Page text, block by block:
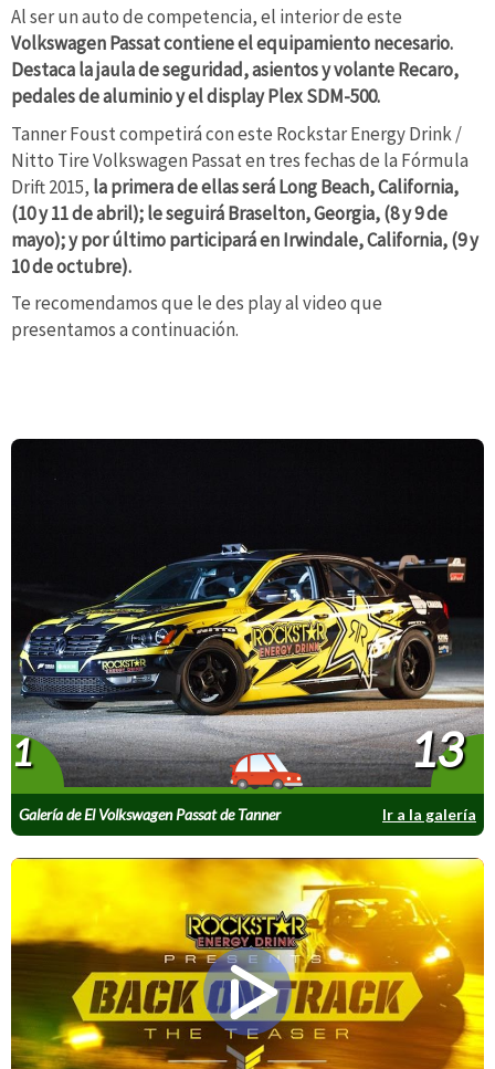
Al ser un auto de competencia, el interior de este
Volkswagen Passat contiene el equipamiento necesario.
Destaca la jaula de seguridad, asientos y volante Recaro,
pedales de aluminio y el display Plex SDM-500.
Tanner Foust competirá con este Rockstar Energy Drink /
Nitto Tire Volkswagen Passat en tres fechas de la Fórmula
Drift 2015, la primera de ellas será Long Beach, California,
(10 y 11 de abril); le seguirá Braselton, Georgia, (8 y 9 de
mayo); y por último participará en Irwindale, California, (9 y
10 de octubre).
Te recomendamos que le des play al video que
presentamos a continuación.
Galería de El Volkswagen Passat de Tanner
Foust
Ir a la galería
1 13